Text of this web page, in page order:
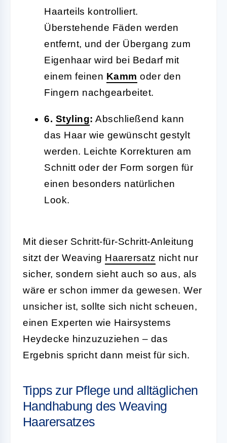
Haarteils kontrolliert.
Überstehende Fäden werden
entfernt, und der Übergang zum
Eigenhaar wird bei Bedarf mit
einem feinen Kamm oder den
Fingern nachgearbeitet.
6. Styling: Abschließend kann
das Haar wie gewünscht gestylt
werden. Leichte Korrekturen am
Schnitt oder der Form sorgen für
einen besonders natürlichen
Look.
Mit dieser Schritt-für-Schritt-Anleitung
sitzt der Weaving Haarersatz nicht nur
sicher, sondern sieht auch so aus, als
wäre er schon immer da gewesen. Wer
unsicher ist, sollte sich nicht scheuen,
einen Experten wie Hairsystems
Heydecke hinzuzuziehen – das
Ergebnis spricht dann meist für sich.
Tipps zur Pflege und alltäglichen
Handhabung des Weaving
Haarersatzes